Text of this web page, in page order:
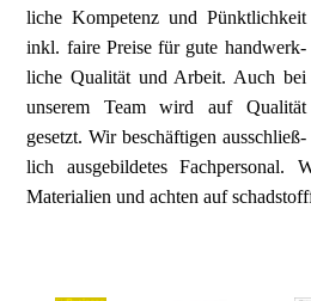
liche Kom­pe­­tenz und Pünkt­lich­keit
inkl. faire Preise für gute hand­werk­
liche Quali­tät und Ar­beit. Auch bei
unserem Team wird auf Quali­tät
gesetzt. Wir be­schäfti­gen aus­schließ­
lich aus­ge­bil­de­tes Fach­perso­nal.
Mate­r­i­a­lien und ach­ten auf